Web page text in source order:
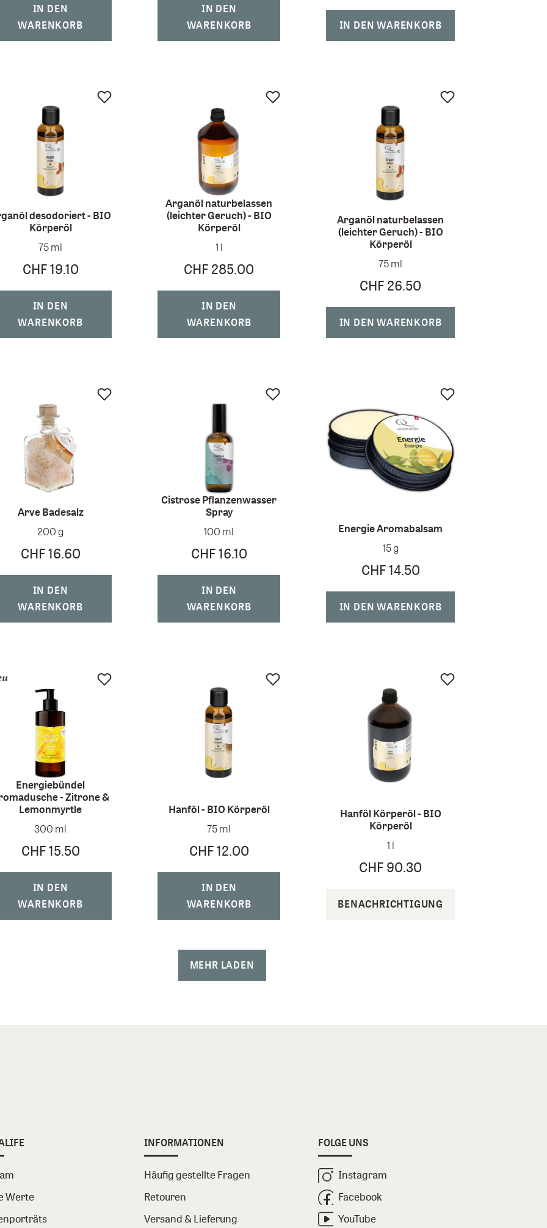
IN DEN
WARENKORB
IN DEN
WARENKORB
IN DEN WARENKORB
desodoriert - BIO
Körperöl
75 ml
CHF 19.10
IN DEN
WARENKORB
Arganöl naturbelassen
(leichter Geruch) - BIO
Körperöl
1 l
CHF 285.00
IN DEN
WARENKORB
Arganöl naturbelassen
(leichter Geruch) - BIO
Körperöl
75 ml
CHF 26.50
IN DEN WARENKORB
Arve Badesalz
200 g
CHF 16.60
IN DEN
WARENKORB
Cistrose Pflanzenwasser
Spray
100 ml
CHF 16.10
IN DEN
WARENKORB
Energie Aromabalsam
15 g
CHF 14.50
IN DEN WARENKORB
Energiebündel
- Zitrone &
Lemonmyrtle
300 ml
CHF 15.50
IN DEN
WARENKORB
Hanföl - BIO Körperöl
75 ml
CHF 12.00
IN DEN
WARENKORB
Hanföl Körperöl - BIO
Körperöl
1 l
CHF 90.30
BENACHRICHTIGUNG
MEHR LADEN
Werte
INFORMATIONEN
Häufig gestellte Fragen
Retouren
Versand & Lieferung
FOLGE UNS
Instagram
Facebook
YouTube